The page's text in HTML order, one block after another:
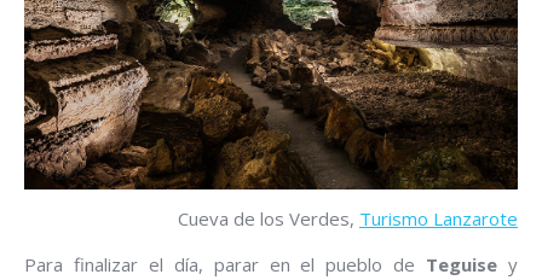
Cueva de los Verdes, Turismo Lanzarote
Para finalizar el día, parar en el pueblo de Teguise y